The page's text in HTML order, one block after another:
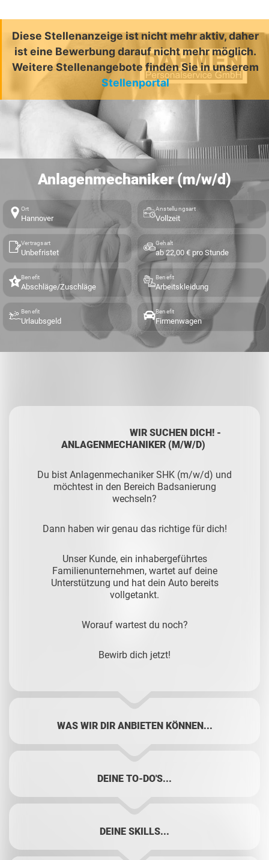
Diese Stellenanzeige ist nicht mehr aktiv, daher
ist eine Bewerbung darauf nicht mehr möglich.
Weitere Stellenangebote finden Sie in unserem
Stellenportal
Anlagenmechaniker (m/w/d)
Ort
Hannover
Anstellungsart
Vollzeit
Vertragsart
Unbefristet
Gehalt
ab 22,00 € pro Stunde
Benefit
Abschläge/Zuschläge
Benefit
Arbeitskleidung
Benefit
Urlaubsgeld
Benefit
Firmenwagen
WIR SUCHEN DICH! -
ANLAGENMECHANIKER (M/W/D)
Du bist Anlagenmechaniker SHK (m/w/d) und
möchtest in den Bereich Badsanierung
wechseln?
Dann haben wir genau das richtige für dich!
Unser Kunde, ein inhabergeführtes
Familienunternehmen, wartet auf deine
Unterstützung und hat dein Auto bereits
vollgetankt.
Worauf wartest du noch?
Bewirb dich jetzt!
WAS WIR DIR ANBIETEN KÖNNEN...
DEINE TO-DO'S...
DEINE SKILLS...